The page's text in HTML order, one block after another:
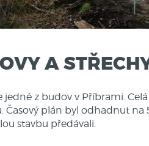
A
z budov v Příbrami.
plán byl odhadnut na
stavbu předávali.